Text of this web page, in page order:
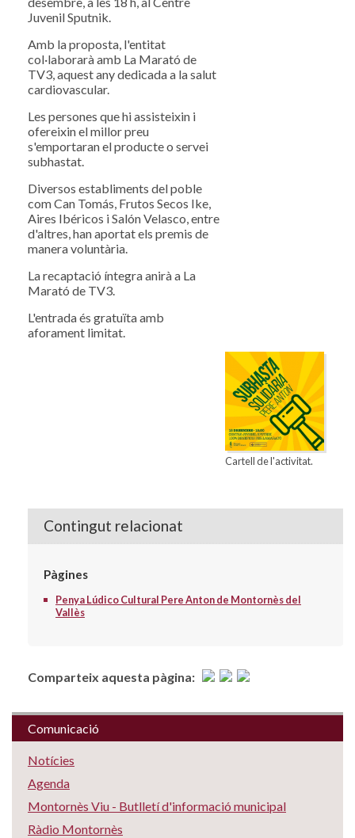
Juvenil Sputnik.
Amb la proposta, l'entitat
col·laborarà amb La Marató de
TV3, aquest any dedicada a la salut
cardiovascular.
Les persones que hi assisteixin i
ofereixin el millor preu
s'emportaran el producte o servei
subhastat.
Diversos establiments del poble
com Can Tomás, Frutos Secos Ike,
Aires Ibéricos i Salón Velasco, entre
d'altres, han aportat els premis de
manera voluntària.
La recaptació íntegra anirà a La
Marató de TV3.
L'entrada és gratuïta amb
aforament limitat.
Cartell de l'activitat.
Contingut relacionat
Pàgines
Penya Lúdico Cultural Pere Anton de Montornès del
Vallès
Comparteix aquesta pàgina:
Comunicació
Notícies
Agenda
Montornès Viu - Butlletí d'informació municipal
Ràdio Montornès